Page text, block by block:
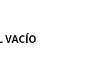
VACÍO